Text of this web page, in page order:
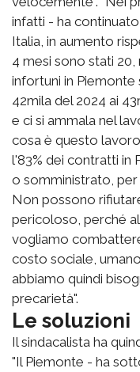
infatti - ha
Italia, in aumento
4 mesi sono stati 20,
infortuni in Piemonte
42mila del 2024 ai
e ci si ammala nel
cosa è questo
l'83% dei contratti in
o somministrato,
Non possono
pericoloso, perché
vogliamo
costo sociale,
abbiamo quindi
precarietà".
Le soluzioni
Il sindacalista ha
"Il Piemonte - ha